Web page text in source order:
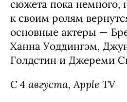
сюжета пока немного,
к своим ролям
основные актеры —
Ханна Уоддингэм,
Голдстин и Джереми
С 4 августа, Apple TV